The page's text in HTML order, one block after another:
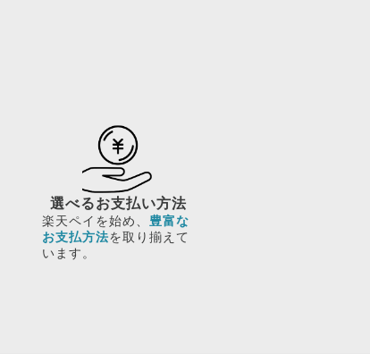
選べるお支払い方法
楽天ペイを始め、 豊富な
お支払方法を取り揃えて
います。